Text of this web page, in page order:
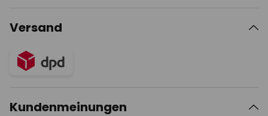
Versand
Kundenmeinungen